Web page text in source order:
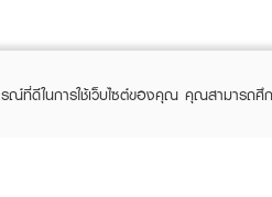
ณ์ที่ดีในการใช้เว็บไซต์ของคุณ คุณสามารถศึก